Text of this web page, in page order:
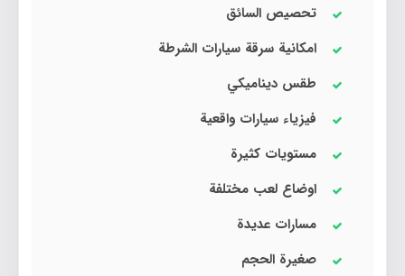
تحصيص السائق
امكانية سرقة سيارات الشرطة
طقس ديناميكي
فيزياء سيارات واقعية
مستويات كثيرة
اوضاع لعب مختلفة
مسارات عديدة
صغيرة الحجم